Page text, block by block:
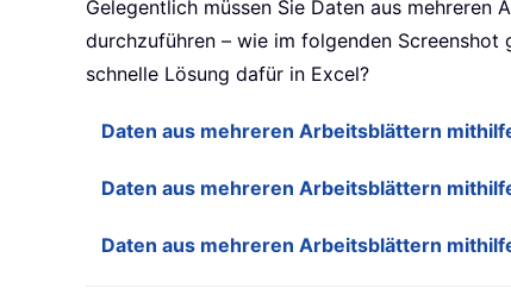
Gelegentlich müssen Sie Daten aus
durchzuführen – wie im folgenden
schnelle Lösung dafür in Excel?
Daten aus mehreren Arbeitsblättern
Daten aus mehreren Arbeitsblättern
Daten aus mehreren Arbeitsblättern